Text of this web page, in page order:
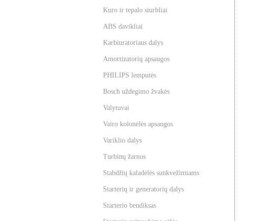
Kuro ir tepalo siurbliai
ABS davikliai
Karbiuratoriaus dalys
Amortizatorių apsaugos
PHILIPS lemputės
Bosch uždegimo žvakės
Valytuvai
Vairo kolonėlės apsaugos
Variklio dalys
Turbinų žarnos
Stabdžių kaladėlės sunkvežimiams
Starterių ir generatorių dalys
Starterio bendiksas